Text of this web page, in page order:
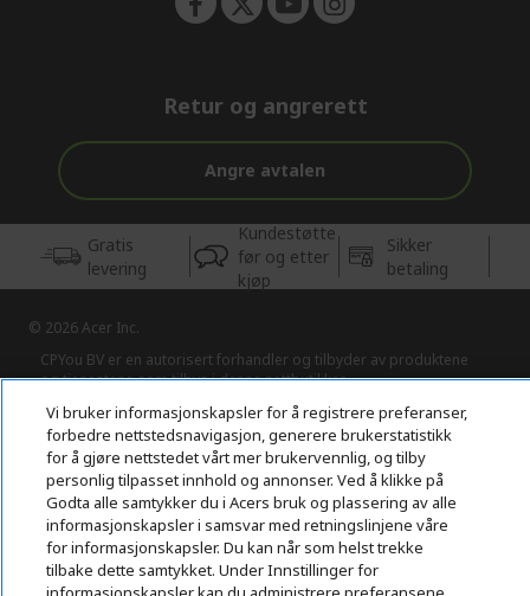
Retur og angrerett
Angre avtalen
Gratis
levering
Kundestøtte
før og etter
kjøp
Sikker
betaling
© 2026 Acer Inc.
CPYou BV er en autorisert forhandler og tilbyder av produktene
og tjenestene som tilbys i denne nettbutikken.​
Norge
Vi bruker informasjonskapsler for å registrere preferanser,
forbedre nettstedsnavigasjon, generere brukerstatistikk
for å gjøre nettstedet vårt mer brukervennlig, og tilby
personlig tilpasset innhold og annonser. Ved å klikke på
Godta alle samtykker du i Acers bruk og plassering av alle
informasjonskapsler i samsvar med retningslinjene våre
for informasjonskapsler. Du kan når som helst trekke
tilbake dette samtykket. Under Innstillinger for